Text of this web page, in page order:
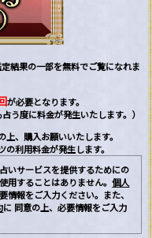
結果の一部を無料でご覧になれま
が必要となります。
う度に料金が発生いたします。）
、購入お願いいたします。
利用料金が発生します。
いサービスを提供するためにの
用することはありません。個人
情報をご入力ください。また、
に 同意の上、必要情報をご入力